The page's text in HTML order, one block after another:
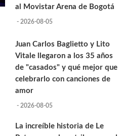
al Movistar Arena de Bogotá
- 2026-08-05
Juan Carlos Baglietto y Lito
Vitale llegaron a los 35 años
de "casados" y qué mejor que
celebrarlo con canciones de
amor
- 2026-08-05
La increíble historia de Le